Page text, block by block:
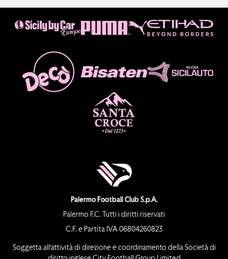
Palermo Football Club S.p.A.
Palermo F.C. Tutti i diritti riservati
C.F. e Partita IVA 06804260823
Soggetta all’attività di direzione e coordinamento della Società di